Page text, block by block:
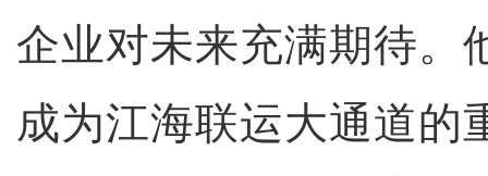
企业对未来充满期待。
成为江海联运大通道的